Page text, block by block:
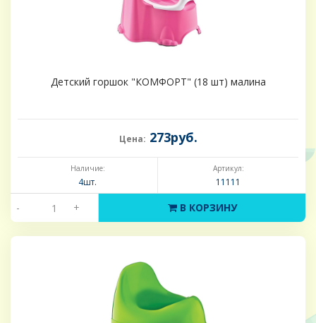
Детский горшок "КОМФОРТ" (18 шт) малина
Цена: 273руб.
Наличие:
4шт.
Артикул:
11111
- + В КОРЗИНУ